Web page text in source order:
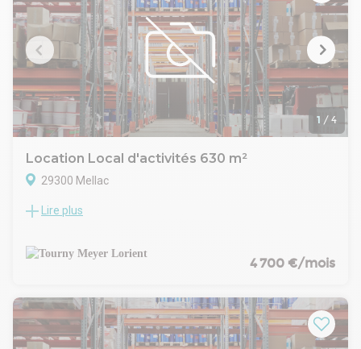
- Sur la droite un hall d'exposition, deux bureaux à l'étage, un
sanitaire, une zone atelier, une mezzanine.
Parcelle entièrement clôturée, d'une surface de 2.845 m²
environ.
Disponibilité : Immédiate
Les informations sur les risques naturels, miniers, ou
technologiques, auxquels ces biens sont exposés, sont
disponibles sur le site www.georisques.gouv.fr
1 / 4
Location Local d'activités 630 m²
29300 Mellac
Situé en zone d'activités, à proximité immédiate de
m² offre un bel équilibre entre espaces d'accueil, bureaux et
stockage.
isolé en toiture et périphérie de 215 m².
Le tout implanté sur un terrain aménagé de 2 400 m²,
offrant confort d'exploitation et facilité de stationnement.
Lire plus
4 700 €/mois